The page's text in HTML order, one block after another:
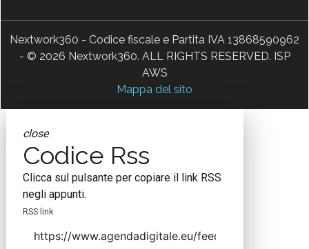
Nextwork360 - Codice fiscale e Partita IVA 13868590962
- © 2026 Nextwork360. ALL RIGHTS RESERVED. ISP
AWS
Mappa del sito
close
Codice Rss
Clicca sul pulsante per copiare il link RSS
negli appunti.
RSS link